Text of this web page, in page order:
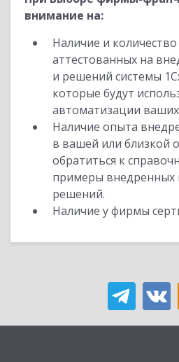
внимание на:
Наличие и
аттестованных на
и решений системы
которые будут
автоматизации ваших
Наличие опыта
в вашей или близкой
обратиться к
примеры внедренных
решений.
Наличие у фирмы